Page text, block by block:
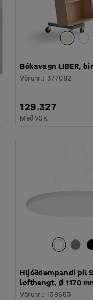
Bókavagn LIBER,
Vörunr.:377082
129.327
Með VSK
Hljóðdempandi þil
lofthengt, Ø 1170
Vörunr.:138653